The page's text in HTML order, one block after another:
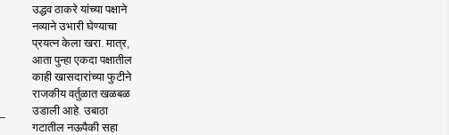
उद्धव ठाकरे यांच्या पक्षाने
नव्याने उभारी घेण्याचा
प्रयत्न केला खरा. मात्र,
आता पुन्हा एकदा पक्षातील
काही खासदारांच्या फुटीने
राजकीय वर्तुळात खळबळ
उडाली आहे. उबाठा
गटातील नऊपैकी सहा